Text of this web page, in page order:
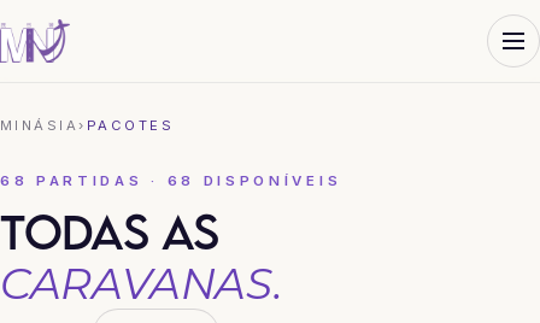
MINÁSIA› PACOTES
68 PARTIDAS · 68 DISPONÍVEIS
TODAS AS
CARAVANAS.